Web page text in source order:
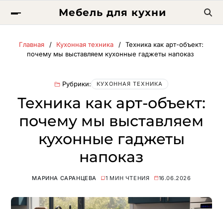
Мебель для кухни
Главная Кухонная техника
Техника как арт-объект:
почему мы выставляем кухонные гаджеты напоказ
Рубрики: КУХОННАЯ ТЕХНИКА
Техника как арт-объект:
почему мы выставляем
кухонные гаджеты
напоказ
МАРИНА САРАНЦЕВА 1 МИН ЧТЕНИЯ 16.06.2026